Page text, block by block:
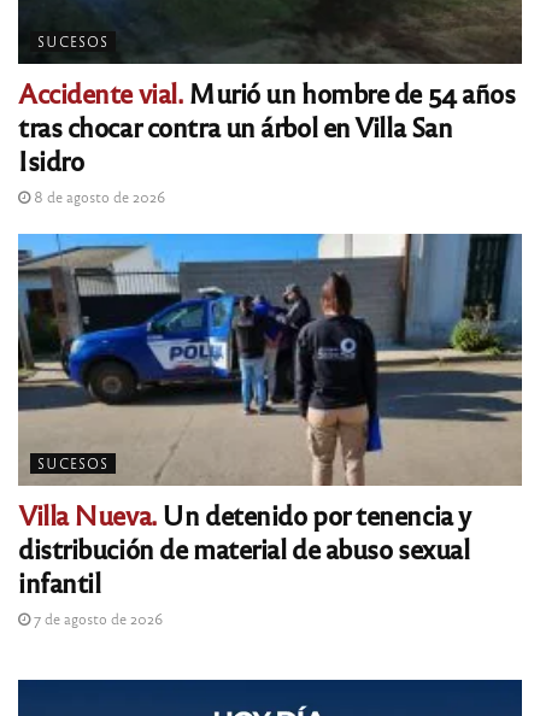
SUCESOS
Accidente vial.Murió un hombre de 54 años
tras chocar contra un árbol en Villa San
Isidro
8 de agosto de 2026
SUCESOS
Villa Nueva.Un detenido por tenencia y
distribución de material de abuso sexual
infantil
7 de agosto de 2026